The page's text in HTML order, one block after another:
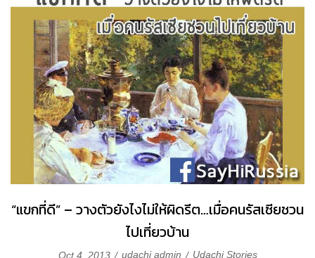
“แขกที่ดี” – วางตัวยังไงไม่ให้ผิดรีต…เมื่อคนรัสเซียชวน
ไปเที่ยวบ้าน
Oct 4, 2013 udachi admin Udachi Stories